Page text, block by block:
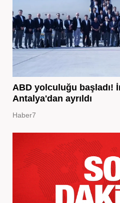
ABD yolculuğu başladı!
Antalya'dan ayrıldı
Haber7